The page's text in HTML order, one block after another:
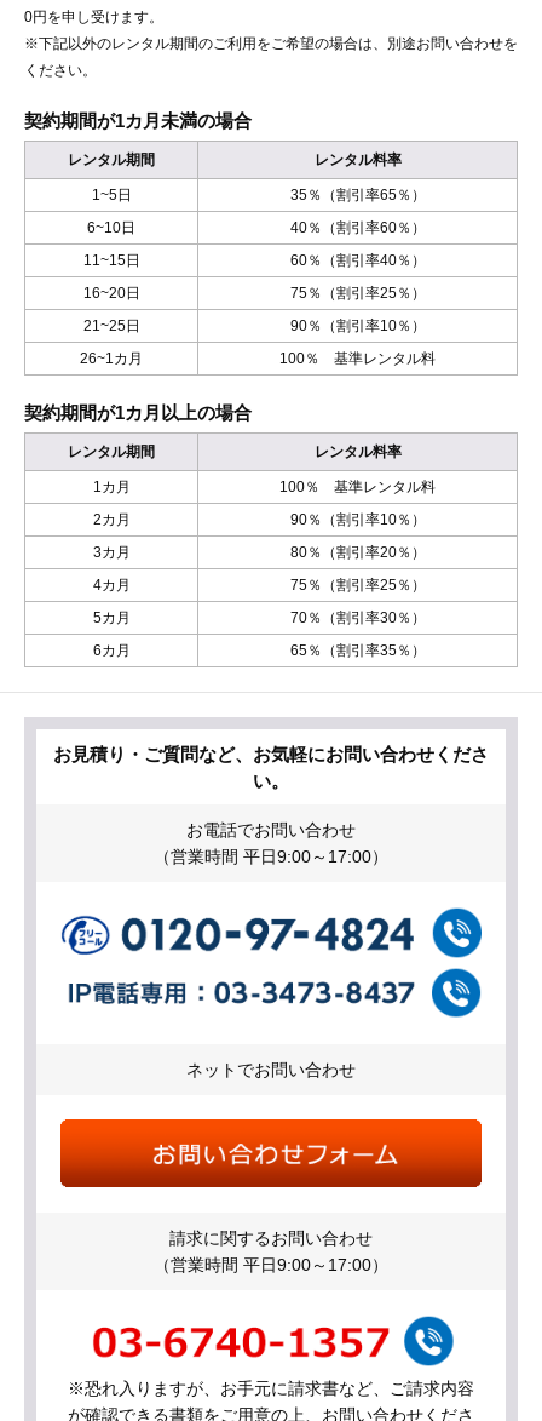
0円を申し受けます。
※下記以外のレンタル期間のご利用をご希望の場合は、別途お問い合わせを
ください。
契約期間が1カ月未満の場合
レンタル期間 レンタル料率
1~5日
35％（割引率65％）
6~10日
40％（割引率60％）
11~15日
60％（割引率40％）
16~20日
75％（割引率25％）
21~25日
90％（割引率10％）
26~1カ月
100％ 基準レンタル料
契約期間が1カ月以上の場合
レンタル期間 レンタル料率
1カ月
100％ 基準レンタル料
2カ月
90％（割引率10％）
3カ月
80％（割引率20％）
4カ月
75％（割引率25％）
5カ月
70％（割引率30％）
6カ月
65％（割引率35％）
お見積り・ご質問など、お気軽にお問い合わせくださ
い。
お電話でお問い合わせ
（営業時間 平日9:00～17:00）
ネットでお問い合わせ
請求に関するお問い合わせ
（営業時間 平日9:00～17:00）
※恐れ入りますが、お手元に請求書など、ご請求内容
が確認できる書類をご用意の上、お問い合わせくださ